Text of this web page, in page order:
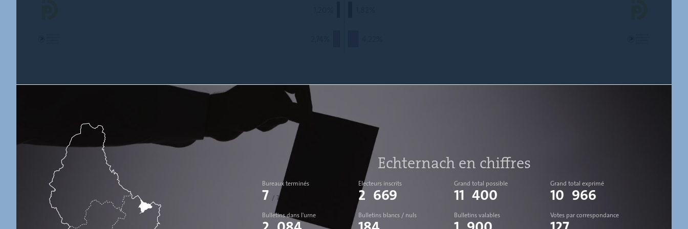
Echternach en chiffres
Bureaux terminés
7 / 7
Electeurs inscrits
2 669
Grand total possible
11 400
Grand total exprimé
10 966
Bulletins dans l'urne Bulletins blancs / nuls Bulletins valables Votes par correspondance